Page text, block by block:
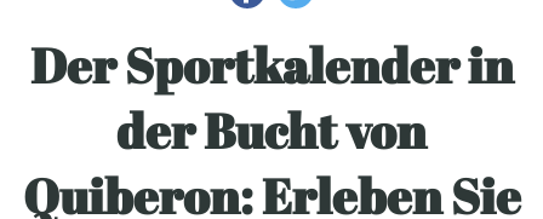
Der Sportkalender in
der Bucht von
Quiberon: Erleben Sie